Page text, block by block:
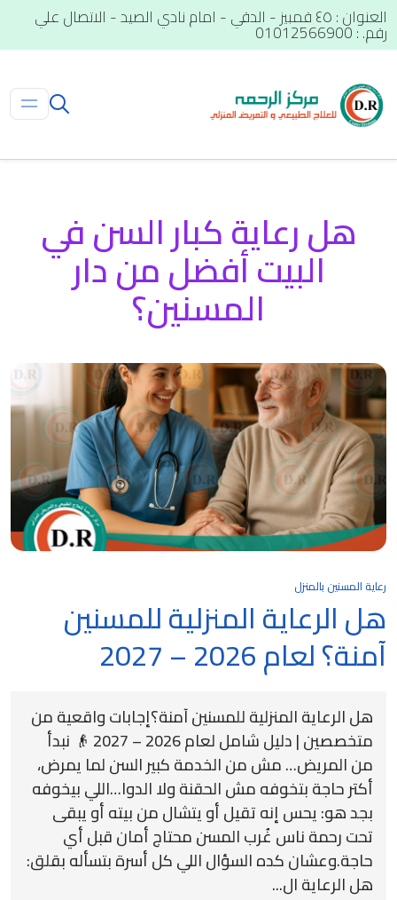
العنوان : ٤٥ قمبيز - الدقي - امام نادي الصيد - الاتصال علي
رقم. : 01012566900
هل رعاية كبار السن في
البيت أفضل من دار
المسنين؟
رعاية المسنين بالمنزل
هل الرعاية المنزلية للمسنين
آمنة؟ لعام 2026 – 2027
هل الرعاية المنزلية للمسنين آمنة؟إجابات واقعية من
متخصصين | دليل شامل لعام 2026 – 2027 👴 نبدأ
من المريض… مش من الخدمة كبير السن لما يمرض،
أكتر حاجة بتخوفه مش الحقنة ولا الدوا…اللي بيخوفه
بجد هو: يحس إنه تقيل أو يتشال من بيته أو يبقى
تحت رحمة ناس غُرب المسن محتاج أمان قبل أي
حاجة.وعشان كده السؤال اللي كل أسرة بتسأله بقلق:
هل الرعاية ال...